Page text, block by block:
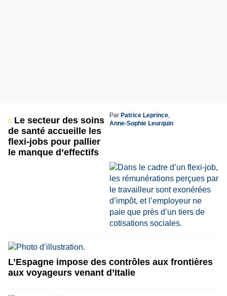
Le secteur des soins
de santé accueille les
flexi-jobs pour pallier
le manque d’effectifs
Par Patrice Leprince,
Anne-Sophie Leurquin
L’Espagne impose des contrôles aux frontières
aux voyageurs venant d’Italie